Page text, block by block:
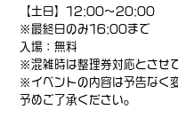
【土日】12:00～20:00
※最終日のみ16:00まで
入場：無料
※混雑時は整理券対応とさせ
※イベントの内容は予告なく
予めご了承ください。